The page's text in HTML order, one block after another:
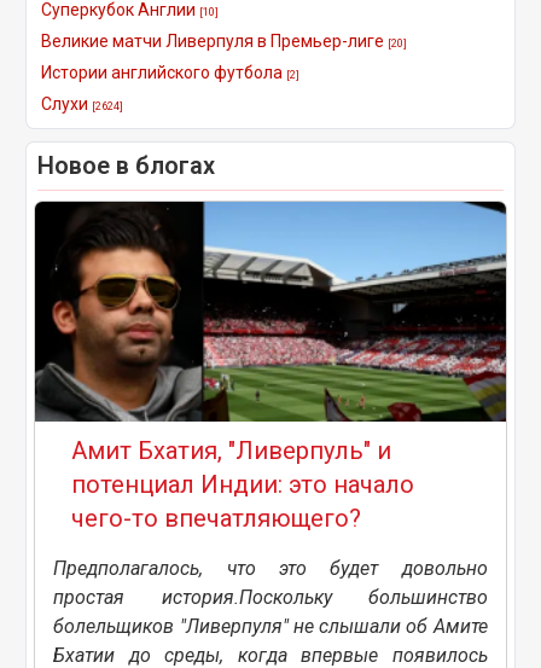
Суперкубок Англии [10]
Великие матчи Ливерпуля в Премьер-лиге [20]
Истории английского футбола [2]
Слухи [2624]
Новое в блогах
Амит Бхатия, "Ливерпуль" и
потенциал Индии: это начало
чего-то впечатляющего?
Предполагалось, что это будет довольно
простая история.Поскольку большинство
болельщиков "Ливерпуля" не слышали об Амите
Бхатии до среды, когда впервые появилось